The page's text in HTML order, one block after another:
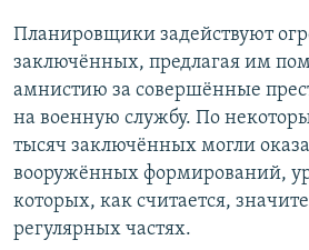
Планировщики задействуют
заключённых, предлагая им
амнистию за совершённые
на военную службу. По
тысяч заключённых могли
вооружённых формирований,
которых, как считается,
регулярных частях.